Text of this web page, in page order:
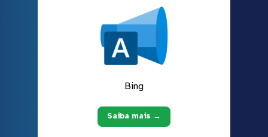
Bing
Saiba mais →